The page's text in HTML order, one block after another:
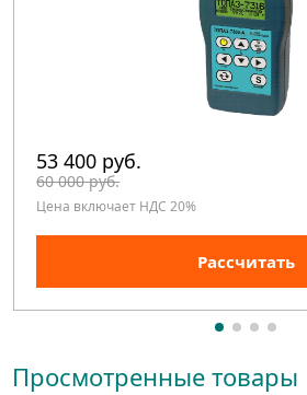
53 400 руб.
60 000 руб.
Цена включает НДС 20%
Рассчитать
Просмотренные товары